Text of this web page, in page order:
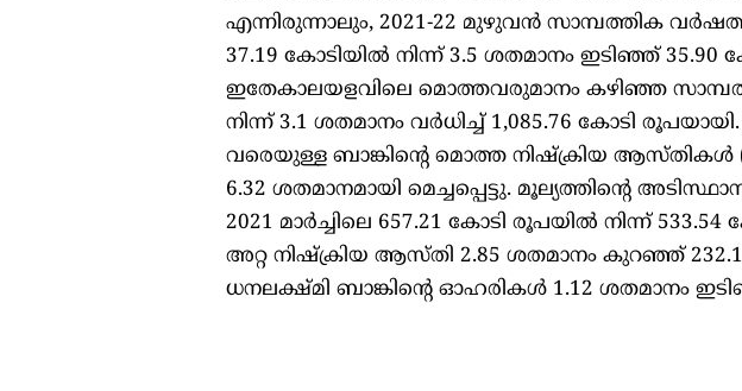
എന്നിരുന്നാലും, 2021-22 മുഴുവൻ സാമ്പത്തിക
37.19 കോടിയിൽ നിന്ന് 3.5 ശതമാനം ഇടിഞ്ഞ്
ഇതേകാലയളവിലെ മൊത്തവരുമാനം കഴിഞ്ഞ
നിന്ന് 3.1 ശതമാനം വർധിച്ച് 1,085.76 കോടി
വരെയുള്ള ബാങ്കിന്റെ മൊത്ത നിഷ്‌ക്രിയ
6.32 ശതമാനമായി മെച്ചപ്പെട്ടു. മൂല്യത്തിന്റെ
2021 മാർച്ചിലെ 657.21 കോടി രൂപയിൽ നിന്ന്
അറ്റ നിഷ്‌ക്രിയ ആസ്തി 2.85 ശതമാനം കുറഞ്ഞ്
ധനലക്ഷ്മി ബാങ്കിന്റെ ഓഹരികൾ 1.12 ശതമാനം